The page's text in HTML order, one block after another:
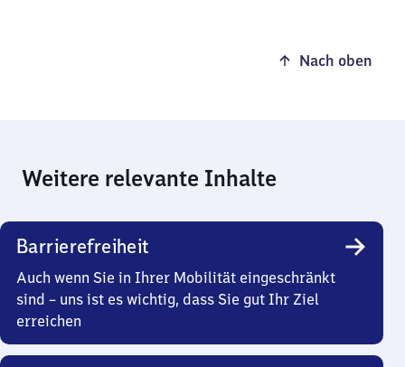
Nach oben
Weitere relevante Inhalte
Barrierefreiheit
Auch wenn Sie in Ihrer Mobilität eingeschränkt
sind – uns ist es wichtig, dass Sie gut Ihr Ziel
erreichen